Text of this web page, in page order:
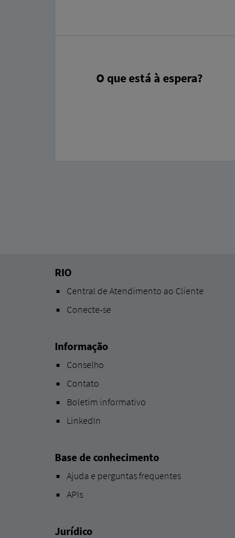
O que está à espera?
RIO
Central de Atendimento ao Cliente
Conecte-se
Informação
Conselho
Contato
Boletim informativo
LinkedIn
Base de conhecimento
Ajuda e perguntas frequentes
APIs
Jurídico